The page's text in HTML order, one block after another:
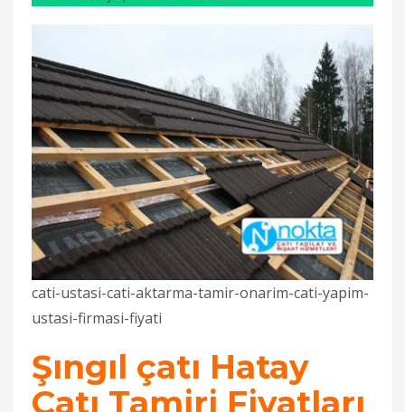
cati-ustasi-cati-aktarma-tamir-onarim-cati-yapim-
ustasi-firmasi-fiyati
Şıngıl çatı Hatay
Çatı Tamiri Fiyatları